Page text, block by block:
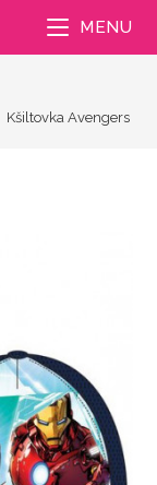
MENU
Kšiltovka Avengers